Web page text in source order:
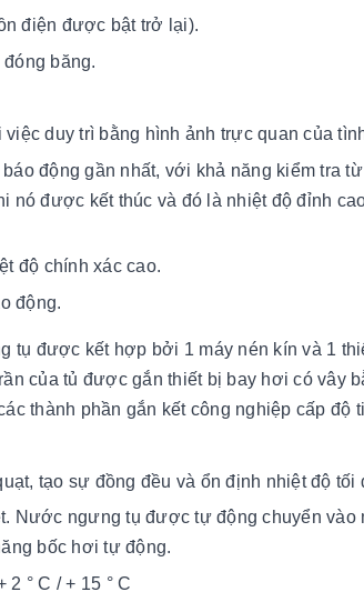
điện được bật trở lại).
băng.
duy trì bằng hình ảnh trực quan của
động gần nhất, với khả năng kiểm tra
nó được kết thúc và đó là nhiệt độ đỉnh
độ chính xác cao.
động.
tụ được kết hợp bởi 1 máy nén kín và 1
của tủ được gắn thiết bị bay hơi có vây
thành phần gắn kết công nghiệp cấp độ
tạo sự đồng đều và ổn định nhiệt độ tối
Nước ngưng tụ được tự động chuyển vào
bốc hơi tự động.
° C / + 15 ° C